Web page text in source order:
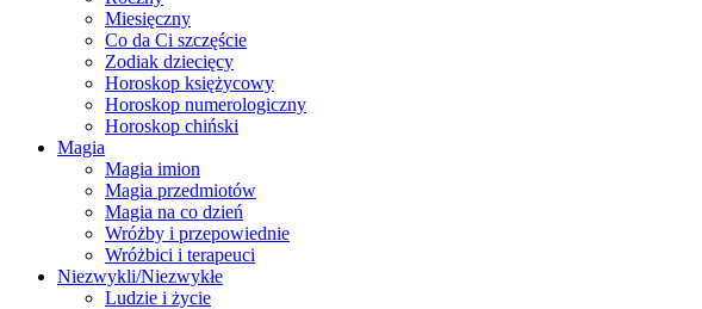
Miesięczny
Co da Ci szczęście
Zodiak dziecięcy
Horoskop księżycowy
Horoskop numerologiczny
Horoskop chiński
Magia
Magia imion
Magia przedmiotów
Magia na co dzień
Wróżby i przepowiednie
Wróżbici i terapeuci
Niezwykli/Niezwykłe
Ludzie i życie